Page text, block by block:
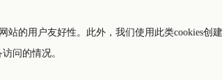
站的用户友好性。此外，我们使用此类cookies
问的情况。